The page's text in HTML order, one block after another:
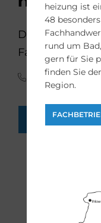
Die Bad-
Fachbetriebe
(0341) 30 85 45
FACH-
heizung ist
48
rund um
gern für Sie
finden Sie
Region.